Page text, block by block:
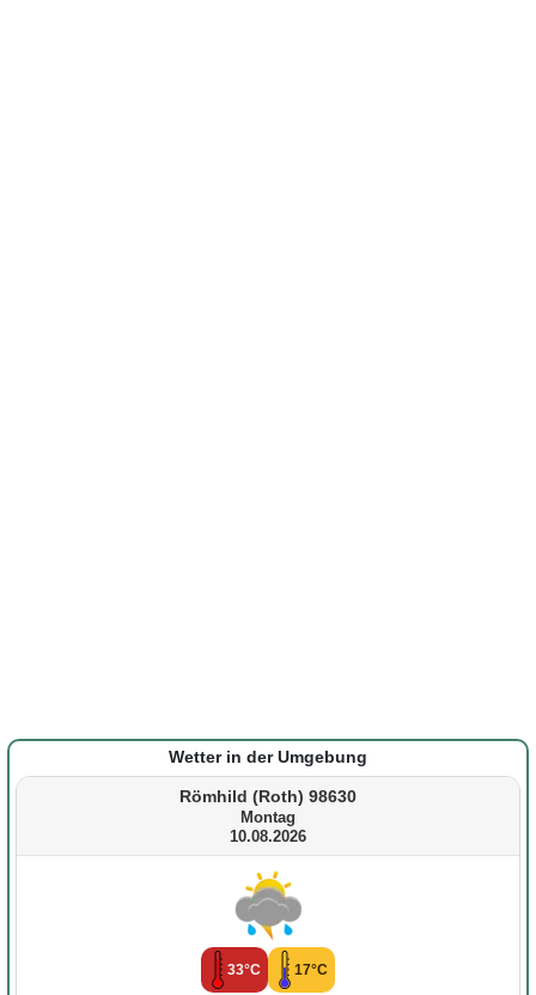
Wetter in der Umgebung
Römhild (Roth) 98630
Montag
10.08.2026
33°C 17°C